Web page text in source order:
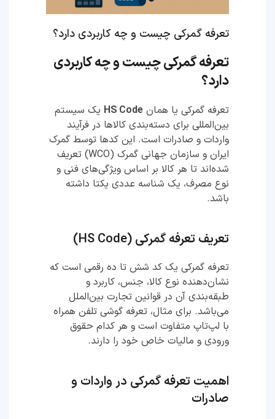
تعرفه گمرکی چیست و چه کاربردی دارد؟
تعرفه گمرکی چیست و چه کاربردی
دارد؟
تعرفه گمرکی یا همان HS Code یک سیستم
بین‌المللی برای دسته‌بندی کالاها در فرآیند
واردات و صادرات است. این کدها توسط گمرک
ایران و سازمان جهانی گمرک (WCO) تعریف
شده‌اند تا هر کالا بر اساس ویژگی‌های فنی و
نوع مصرف، یک شناسه عددی یکتا داشته
باشد.
تعریف تعرفه گمرکی (HS Code)
تعرفه گمرکی یک کد شش تا ده رقمی است که
نشان‌دهنده نوع کالا، جنس، کاربرد و
طبقه‌بندی آن در قوانین تجارت بین‌الملل
می‌باشد. برای مثال، تعرفه گوشی تلفن همراه
با لپ‌تاپ متفاوت است و هر کدام حقوق
ورودی و مالیات خاص خود را دارند.
اهمیت تعرفه گمرکی در واردات و
صادرات